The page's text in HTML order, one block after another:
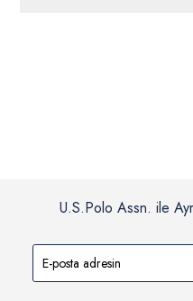
U.S.Polo Assn. ile